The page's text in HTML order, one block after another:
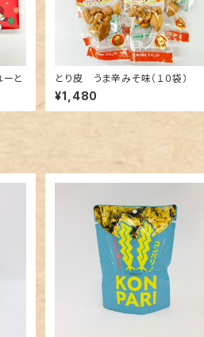
ーと とり皮 うま辛みそ味（１０袋）
¥1,480